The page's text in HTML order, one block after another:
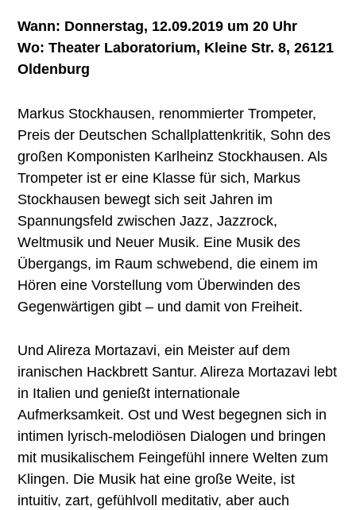
Wann: Donnerstag, 12.09.2019 um 20 Uhr
Wo: Theater Laboratorium, Kleine Str. 8, 26121
Oldenburg
Markus Stockhausen, renommierter Trompeter,
Preis der Deutschen Schallplattenkritik, Sohn des
großen Komponisten Karlheinz Stockhausen. Als
Trompeter ist er eine Klasse für sich, Markus
Stockhausen bewegt sich seit Jahren im
Spannungsfeld zwischen Jazz, Jazzrock,
Weltmusik und Neuer Musik. Eine Musik des
Übergangs, im Raum schwebend, die einem im
Hören eine Vorstellung vom Überwinden des
Gegenwärtigen gibt – und damit von Freiheit.
Und Alireza Mortazavi, ein Meister auf dem
iranischen Hackbrett Santur. Alireza Mortazavi lebt
in Italien und genießt internationale
Aufmerksamkeit. Ost und West begegnen sich in
intimen lyrisch-melodiösen Dialogen und bringen
mit musikalischem Feingefühl innere Welten zum
Klingen. Die Musik hat eine große Weite, ist
intuitiv, zart, gefühlvoll meditativ, aber auch